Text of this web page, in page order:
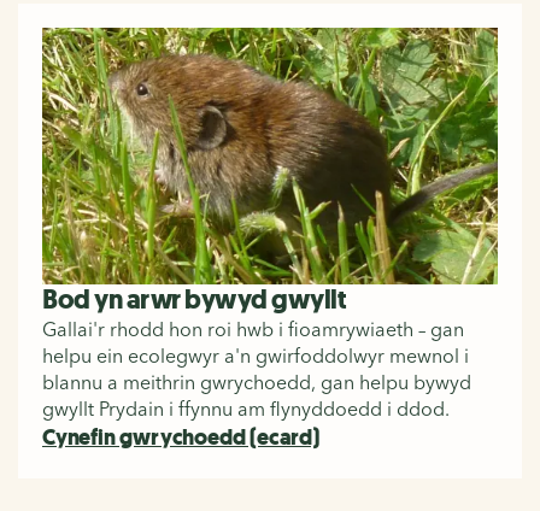
Bod yn arwr bywyd gwyllt
Gallai'r rhodd hon roi hwb i fioamrywiaeth – gan
helpu ein ecolegwyr a'n gwirfoddolwyr mewnol i
blannu a meithrin gwrychoedd, gan helpu bywyd
gwyllt Prydain i ffynnu am flynyddoedd i ddod.
Cynefin gwrychoedd (ecard)